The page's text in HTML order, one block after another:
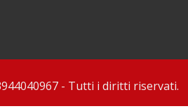
- Tutti i diritti riservati.